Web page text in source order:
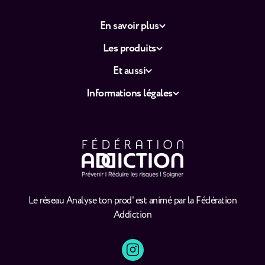
Le réseau Analyse ton prod' est animé par la Fédération
Addiction
En savoir plus
Les produits
Et aussi
Informations légales